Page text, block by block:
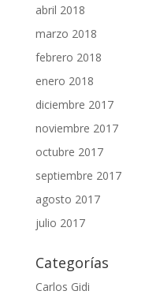
abril 2018
marzo 2018
febrero 2018
enero 2018
diciembre 2017
noviembre 2017
octubre 2017
septiembre 2017
agosto 2017
julio 2017
Categorías
Carlos Gidi